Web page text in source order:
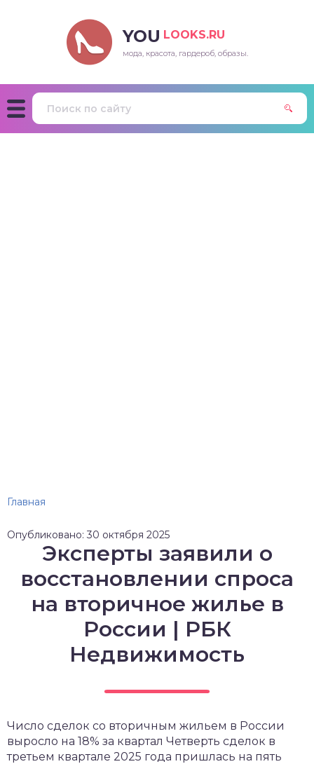
YOU LOOKS.RU
мода, красота, гардероб, образы.
Главная
Опубликовано: 30 октября 2025
Эксперты заявили о
восстановлении спроса
на вторичное жилье в
России | РБК
Недвижимость
Число сделок со вторичным жильем в России
выросло на 18% за квартал Четверть сделок в
третьем квартале 2025 года пришлась на пять